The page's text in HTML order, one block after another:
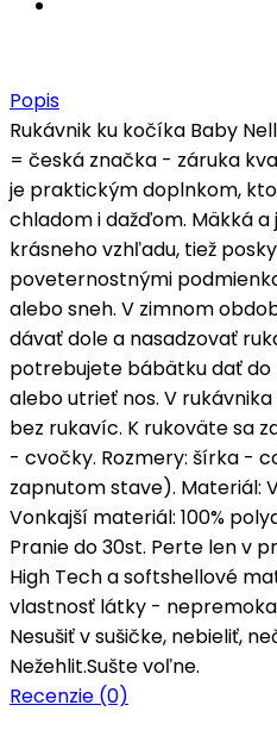
Popis
Rukávnik ku kočíka Baby
= česká značka - záruka
je praktickým doplnkom,
chladom i dažďom. Mäkká
krásneho vzhľadu, tiež
poveternostnými
alebo sneh. V zimnom
dávať dole a nasadzovať
potrebujete bábätku dať
alebo utrieť nos. V
bez rukavíc. K rukoväte sa
- cvočky. Rozmery: šírka -
zapnutom stave). Materiál:
Vonkajší materiál: 100%
Pranie do 30st. Perte len v
High Tech a softshellové
vlastnosť látky -
Nesušiť v sušičke, nebieliť,
Nežehlit.Sušte voľne.
Recenzie (0)